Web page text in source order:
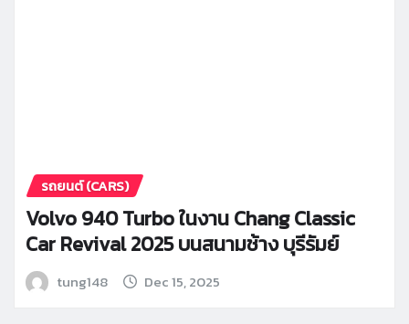
รถยนต์ (CARS)
Volvo 940 Turbo ในงาน Chang Classic
Car Revival 2025 บนสนามช้าง บุรีรัมย์
tung148 Dec 15, 2025